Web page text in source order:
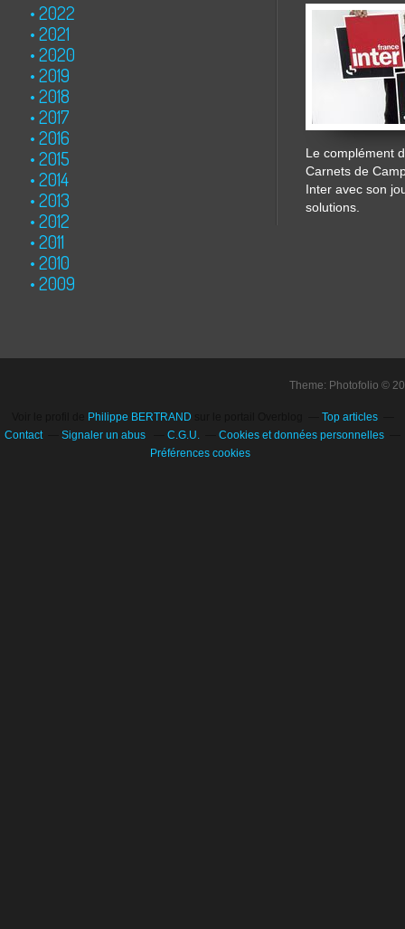
2022
2021
2020
2019
2018
2017
2016
2015
2014
2013
2012
2011
2010
2009
Le complément
Carnets de
Inter avec son
solutions.
Theme: Photofolio ©
Philippe BERTRAND
Top articles
Contact
Signaler un abus C.G.U.
Cookies et données personnelles
Préférences cookies